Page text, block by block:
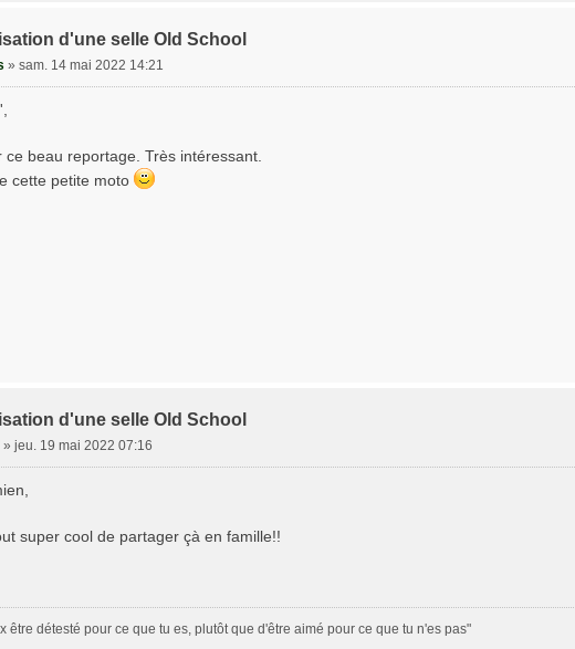
d'une selle Old School
»sam. 14 mai 2022 14:21
ce beau reportage. Très intéressant.
cette petite moto
d'une selle Old School
»jeu. 19 mai 2022 07:16
super cool de partager çà en famille!!
être détesté pour ce que tu es, plutôt que d'être aimé pour ce que tu n'es pas"